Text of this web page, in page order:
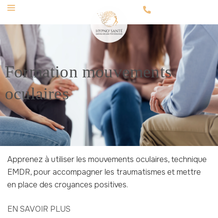
Formation mouvements
oculaires
Apprenez à utiliser les mouvements oculaires, technique
EMDR, pour accompagner les traumatismes et mettre
en place des croyances positives.
EN SAVOIR PLUS